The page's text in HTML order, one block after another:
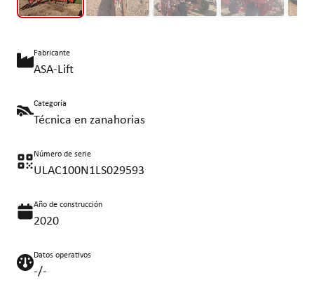
Fabricante
ASA-Lift
Categoría
Técnica en zanahorias
Número de serie
ULAC100N1LS029593
Año de construcción
2020
Datos operativos
-/-